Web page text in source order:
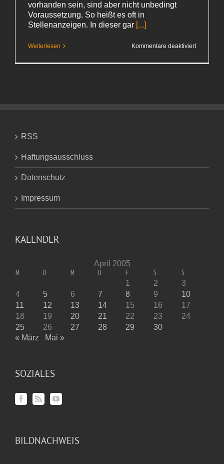
vorhanden sein, sind aber nicht unbedingt
Voraussetzung. So heißt es oft in
Stellenanzeigen. In dieser gar [...]
Weiterlesen Kommentare deaktiviertfür
RSS
Haftungsausschluss
Datenschutz
Impressum
KALENDER
April 2005
M D M D F S S
1 2
3
4
5 6 7 8 9
10
11
12 13 14 15 16
17
18
19 20 21 22 23
24
25
26 27 28 29
30
« März
Mai »
SOZIALES
BILDNACHWEIS